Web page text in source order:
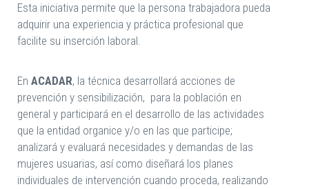
Esta iniciativa permite que la persona trabajadora pueda
adquirir una experiencia y práctica profesional que
facilite su inserción laboral.
En ACADAR, la técnica desarrollará acciones de
prevención y sensibilización, para la población en
general y participará en el desarrollo de las actividades
que la entidad organice y/o en las que participe;
analizará y evaluará necesidades y demandas de las
mujeres usuarias, así como diseñará los planes
individuales de intervención cuando proceda, realizando